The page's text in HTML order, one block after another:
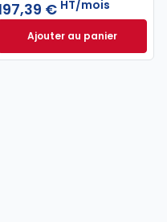
2027 à 189,00 €
€ HT/mois
Ajouter au panier
ELnet Difficultés